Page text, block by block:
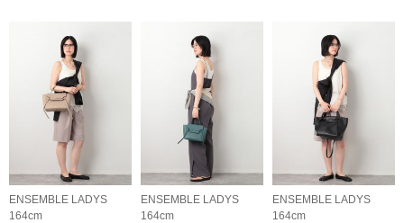
ENSEMBLE LADYS
164cm
ENSEMBLE LADYS
164cm
ENSEMBLE LADYS
164cm